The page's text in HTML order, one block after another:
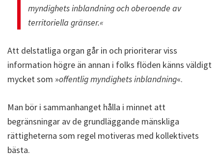
myndighets inblandning och oberoende av
territoriella gränser.«
Att delstatliga organ går in och prioriterar viss
information högre än annan i folks flöden känns väldigt
mycket som »offentlig myndighets inblandning«.
Man bör i sammanhanget hålla i minnet att
begränsningar av de grundläggande mänskliga
rättigheterna som regel motiveras med kollektivets
bästa.